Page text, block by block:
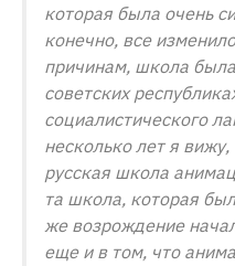
которая была очень
конечно, все
причинам, школа
советских
социалистического
несколько лет я
русская школа
та школа, которая
же возрождение
еще и в том, что